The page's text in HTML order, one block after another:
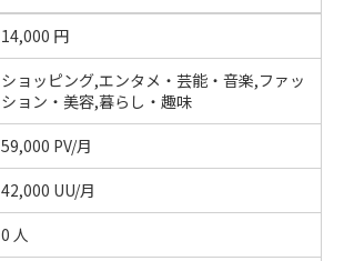
14,000 円
ショッピング,エンタメ・芸能・音楽,ファッ
ション・美容,暮らし・趣味
59,000 PV/月
42,000 UU/月
0 人